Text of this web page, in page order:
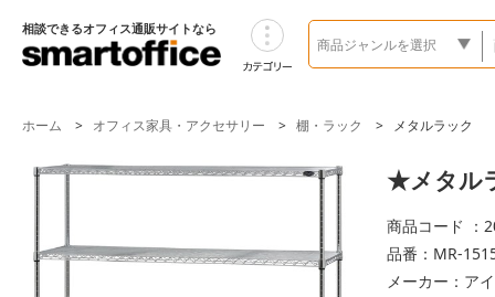
相談できるオフィス通販サイトなら
ホーム オフィス家具・アクセサリー 棚・ラック メタルラック
★メタル
商品コード ：
品番：MR-
メーカー：ア